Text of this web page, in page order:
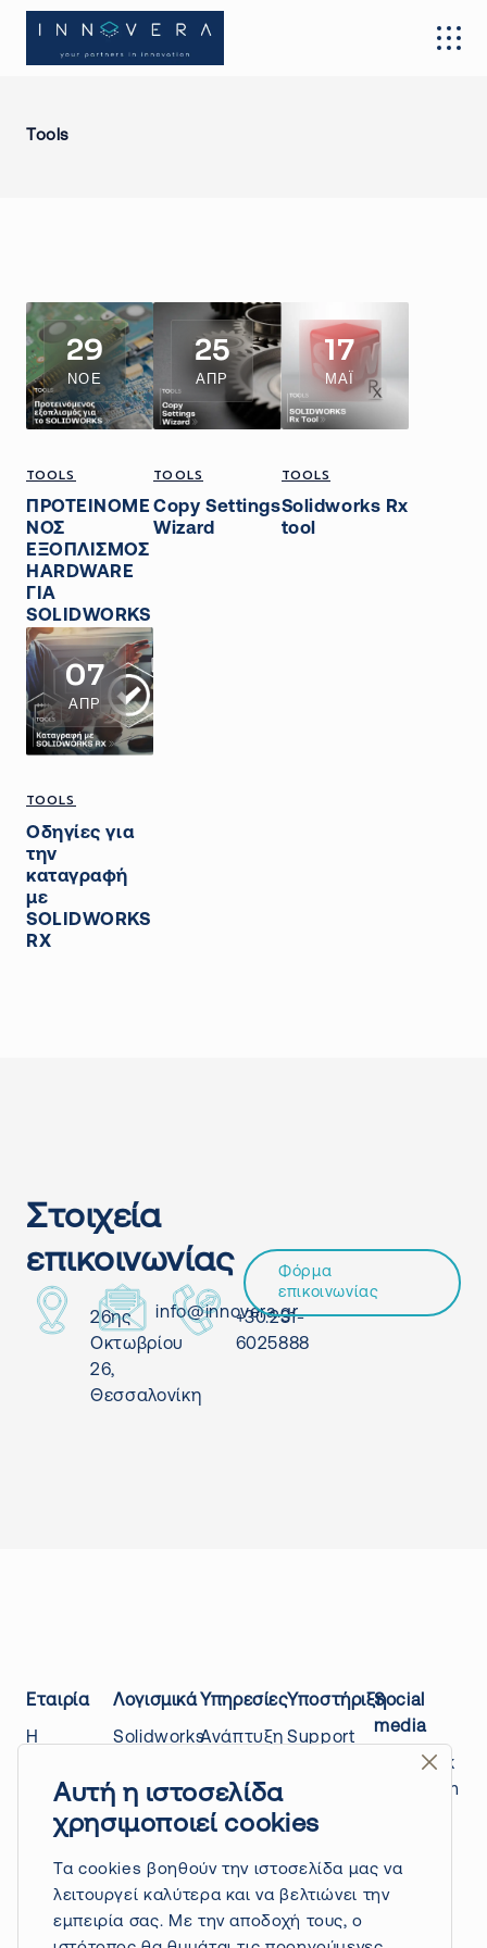
Αυτή η ιστοσελίδα
χρησιμοποιεί cookies
Τα cookies βοηθούν την ιστοσελίδα μας να
λειτουργεί καλύτερα και να βελτιώνει την
εμπειρία σας. Με την αποδοχή τους, ο
Tools
29
ΝΟΈ
TOOLS
ΠΡΟΤΕΙΝΟΜΕ
ΝΟΣ
ΕΞΟΠΛΙΣΜΟΣ
HARDWARE
ΓΙΑ
SOLIDWORKS
25
ΑΠΡ
TOOLS
Copy Settings
Wizard
17
ΜΆΙ
TOOLS
Solidworks Rx
tool
07
ΑΠΡ
TOOLS
Οδηγίες για
την
καταγραφή
με
SOLIDWORKS
RX
Στοιχεία
επικοινωνίας
26ης
Οκτωβρίου
26,
Θεσσαλονίκη
info@innovera.gr
+30.231-
6025888
Φόρμα
επικοινωνίας
Εταιρία
Η
μας
Επικοινωνία
Τρόποι
πληρωμής
αποστολής
Λογισμικά
Solidworks
Draftsight
Quicksurface
Power
surfacing
/ nPower
software
Υπηρεσίες
Ανάπτυξη
3D
Scanning
Printing
Ανάπτυξη
εφαρμογών
Υποστήριξη
Support
platform
Social
media
Facebook
Instagram